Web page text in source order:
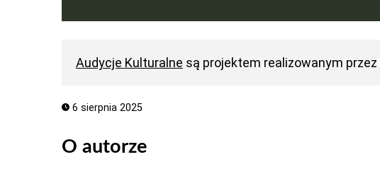
Audycje Kulturalne są projektem realizowanym przez
6 sierpnia 2025
O autorze